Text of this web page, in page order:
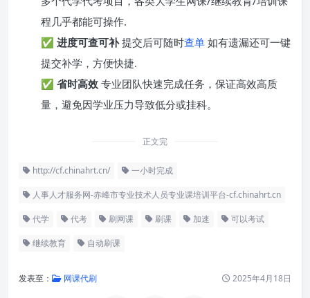
程几乎都能可操作.
✅ 进度可查可补提交后可随时查单 如有遗漏还可一键
提交补学，方便快捷.
✅ 省时高效 专业团队快速完成任务，保证高效高质
量，避免因学业压力导致低分或挂科。
正文完
http://cf.chinahrt.cn/ 一小时完成
人事人才服务网-赤峰市专业技术人员专业课培训平台-cf.chinahrt.cn
代学 代考 刷网课 刷课 加速 可以考试
继续教育 自动刷课
发表至： 网课代刷 2025年4月18日